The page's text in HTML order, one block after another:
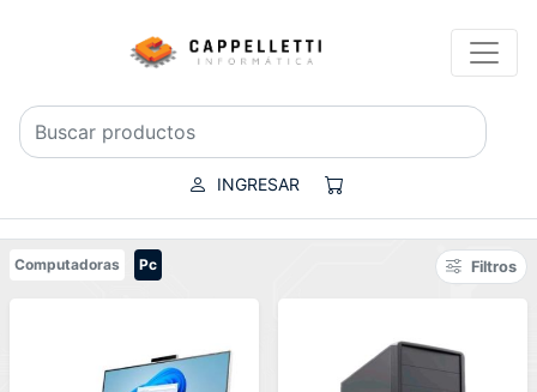
INGRESAR
Computadoras Pc Filtros